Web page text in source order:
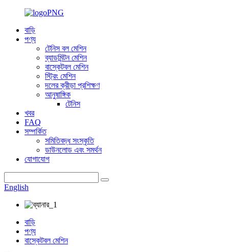
বাড়ি
পণ্য
টেনিস বল মেশিন
ব্যাডমিন্টন মেশিন
বাস্কেটবল মেশিন
স্ট্রিং মেশিন
দলের ক্রীড়া প্রশিক্ষণ
আনুষাঙ্গিক
টেনিস
খবর
FAQ
সম্পর্কিত
সমিতিবদ্ধ সংস্কৃতি
ডাউনলোড এবং সমর্থন
যোগাযোগ
English
বাড়ি
পণ্য
বাস্কেটবল মেশিন